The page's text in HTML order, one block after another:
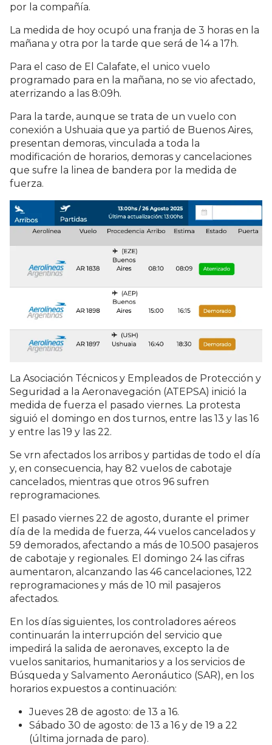
por la compañía.
La medida de hoy ocupó una franja de 3 horas en la
mañana y otra por la tarde que será de 14 a 17h.
Para el caso de El Calafate, el unico vuelo
programado para en la mañana, no se vio afectado,
aterrizando a las 8:09h.
Para la tarde, aunque se trata de un vuelo con
conexión a Ushuaia que ya partió de Buenos Aires,
presentan demoras, vinculada a toda la
modificación de horarios, demoras y cancelaciones
que sufre la linea de bandera por la medida de
fuerza.
La Asociación Técnicos y Empleados de Protección y
Seguridad a la Aeronavegación (ATEPSA) inició la
medida de fuerza el pasado viernes. La protesta
siguió el domingo en dos turnos, entre las 13 y las 16
y entre las 19 y las 22.
Se vrn afectados los arribos y partidas de todo el día
y, en consecuencia, hay 82 vuelos de cabotaje
cancelados, mientras que otros 96 sufren
reprogramaciones.
El pasado viernes 22 de agosto, durante el primer
día de la medida de fuerza, 44 vuelos cancelados y
59 demorados, afectando a más de 10.500 pasajeros
de cabotaje y regionales. El domingo 24 las cifras
aumentaron, alcanzando las 46 cancelaciones, 122
reprogramaciones y más de 10 mil pasajeros
afectados.
En los días siguientes, los controladores aéreos
continuarán la interrupción del servicio que
impedirá la salida de aeronaves, excepto la de
vuelos sanitarios, humanitarios y a los servicios de
Búsqueda y Salvamento Aeronáutico (SAR), en los
horarios expuestos a continuación:
Jueves 28 de agosto: de 13 a 16.
Sábado 30 de agosto: de 13 a 16 y de 19 a 22
(última jornada de paro).